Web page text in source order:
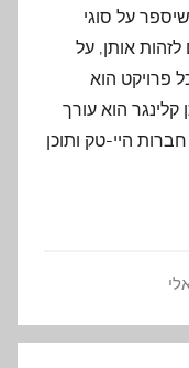
על סוגי
אותן, על
פרויקט הוא
הוא עורך
היי-טק ותוכן